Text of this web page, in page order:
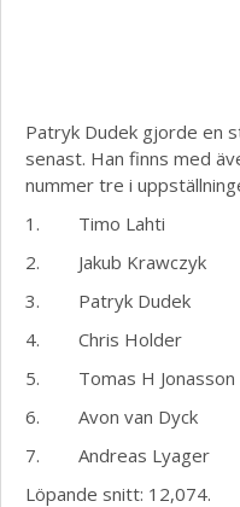
Patryk Dudek gjorde en
senast. Han finns med
nummer tre i
1. Timo Lahti
2. Jakub Krawczyk
3. Patryk Dudek
4. Chris Holder
5. Tomas H Jonasson
6. Avon van Dyck
7. Andreas Lyager
Löpande snitt: 12,074.